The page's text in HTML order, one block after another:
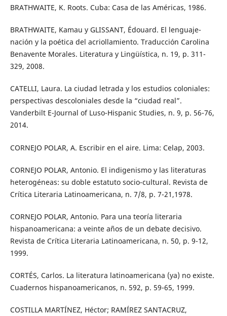
BRATHWAITE, K. Roots. Cuba: Casa de las Américas, 1986.
BRATHWAITE, Kamau y GLISSANT, Édouard. El lenguaje-
nación y la poética del acriollamiento. Traducción Carolina
Benavente Morales. Literatura y Lingüística, n. 19, p. 311-
329, 2008.
CATELLI, Laura. La ciudad letrada y los estudios coloniales:
perspectivas descoloniales desde la “ciudad real”.
Vanderbilt E-Journal of Luso-Hispanic Studies, n. 9, p. 56-76,
2014.
CORNEJO POLAR, A. Escribir en el aire. Lima: Celap, 2003.
CORNEJO POLAR, Antonio. El indigenismo y las literaturas
heterogéneas: su doble estatuto socio-cultural. Revista de
Crítica Literaria Latinoamericana, n. 7/8, p. 7-21,1978.
CORNEJO POLAR, Antonio. Para una teoría literaria
hispanoamericana: a veinte años de un debate decisivo.
Revista de Crítica Literaria Latinoamericana, n. 50, p. 9-12,
1999.
CORTÉS, Carlos. La literatura latinoamericana (ya) no existe.
Cuadernos hispanoamericanos, n. 592, p. 59-65, 1999.
COSTILLA MARTÍNEZ, Héctor; RAMÍREZ SANTACRUZ,